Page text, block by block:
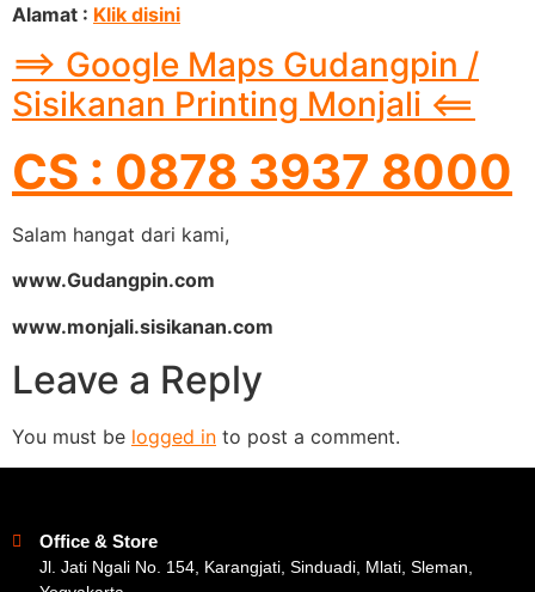
Alamat : Klik disini
==> Google Maps Gudangpin /
Sisikanan Printing Monjali <==
CS : 0878 3937 8000
Salam hangat dari kami,
www.Gudangpin.com
www.monjali.sisikanan.com
Leave a Reply
You must be logged in to post a comment.
Office & Store
Jl. Jati Ngali No. 154, Karangjati, Sinduadi, Mlati, Sleman,